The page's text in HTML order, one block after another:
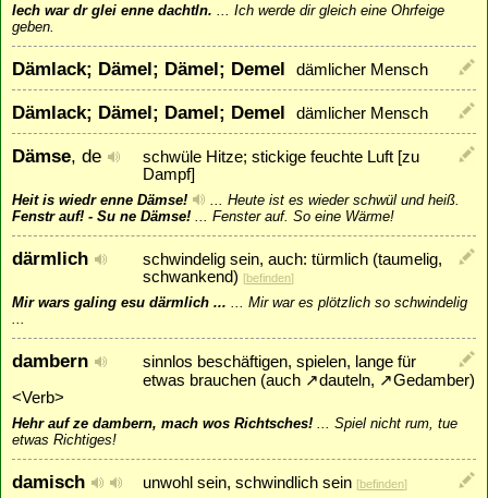
Iech war dr glei enne dachtln.
Ich werde dir gleich eine Ohrfeige
geben.
Dämlack; Dämel; Dämel; Demel dämlicher Mensch
Dämlack; Dämel; Damel; Demel dämlicher Mensch
Dämse, de
schwüle Hitze; stickige feuchte Luft [zu
Dampf]
Heit is wiedr enne Dämse!
Heute ist es wieder schwül und heiß.
Fenstr auf! - Su ne Dämse!
Fenster auf. So eine Wärme!
därmlich
schwindelig sein, auch: türmlich (taumelig,
schwankend) [befinden]
Mir wars galing esu därmlich ...
Mir war es plötzlich so schwindelig
dambern
sinnlos beschäftigen, spielen, lange für
etwas brauchen (auch ↗dauteln, ↗Gedamber)
<Verb>
Hehr auf ze dambern, mach wos Richtsches!
Spiel nicht rum, tue
etwas Richtiges!
damisch unwohl sein, schwindlich sein [befinden]